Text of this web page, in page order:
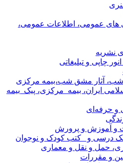
های عمومی، اطلاعات عمومی،
نشریه
چاپی و تبلیغاتی
شب، آثار مشق شب،بیمه مرکزی
ایران، بیمه_مرکزی، پیک_بیمه
و حرفه‌ای
و آموزش و پرورش
درسی و _کتب کودک و نوجوان
حمل و نقل و معماری
و مقررات